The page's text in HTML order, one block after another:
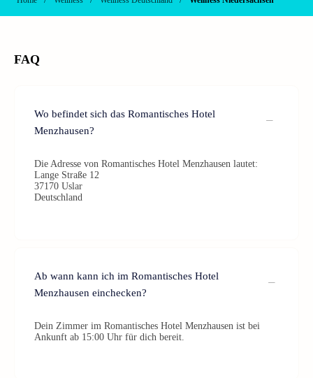
FAQ
Wo befindet sich das Romantisches Hotel
Menzhausen?
Die Adresse von Romantisches Hotel Menzhausen lautet:
Lange Straße 12
37170 Uslar
Deutschland
Ab wann kann ich im Romantisches Hotel
Menzhausen einchecken?
Dein Zimmer im Romantisches Hotel Menzhausen ist bei
Ankunft ab 15:00 Uhr für dich bereit.